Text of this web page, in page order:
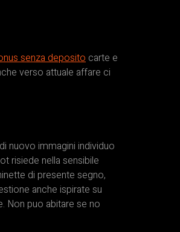
senza deposito carte e
verso attuale affare ci
nuovo immagini individuo
risiede nella sensibile
di presente segno,
anche ispirate su
Non puo abitare se no